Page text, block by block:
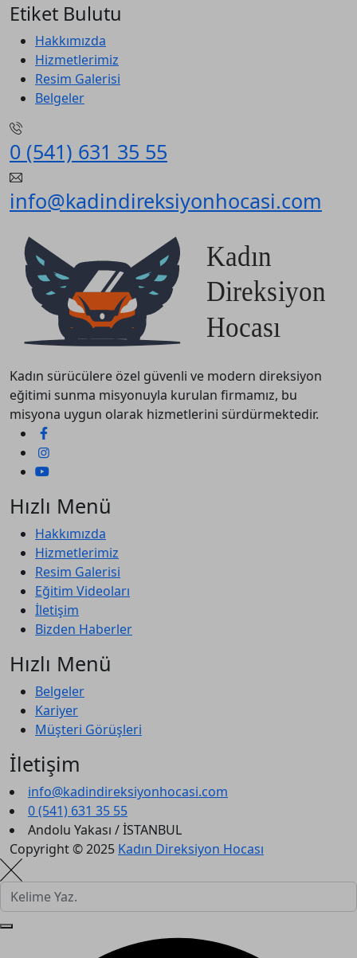
Etiket Bulutu
Hakkımızda
Hizmetlerimiz
Resim Galerisi
Belgeler
0 (541) 631 35 55
info@kadindireksiyonhocasi.com
Kadın sürücülere özel güvenli ve modern direksiyon
eğitimi sunma misyonuyla kurulan firmamız, bu
misyona uygun olarak hizmetlerini sürdürmektedir.
Hızlı Menü
Hakkımızda
Hizmetlerimiz
Resim Galerisi
Eğitim Videoları
İletişim
Bizden Haberler
Hızlı Menü
Belgeler
Kariyer
Müşteri Görüşleri
İletişim
info@kadindireksiyonhocasi.com
0 (541) 631 35 55
Andolu Yakası / İSTANBUL
Copyright © 2025 Kadın Direksiyon Hocası